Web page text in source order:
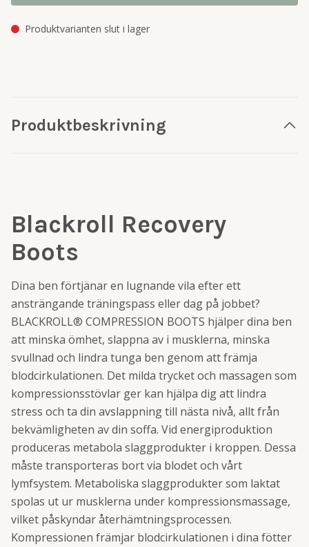
Produktvarianten slut i lager
Produktbeskrivning
Blackroll Recovery
Boots
Dina ben förtjänar en lugnande vila efter ett
ansträngande träningspass eller dag på jobbet?
BLACKROLL® COMPRESSION BOOTS hjälper dina ben
att minska ömhet, slappna av i musklerna, minska
svullnad och lindra tunga ben genom att främja
blodcirkulationen. Det milda trycket och massagen som
kompressionsstövlar ger kan hjälpa dig att lindra
stress och ta din avslappning till nästa nivå, allt från
bekvämligheten av din soffa. Vid energiproduktion
produceras metabola slaggprodukter i kroppen. Dessa
måste transporteras bort via blodet och vårt
lymfsystem. Metaboliska slaggprodukter som laktat
spolas ut ur musklerna under kompressionsmassage,
vilket påskyndar återhämtningsprocessen.
Kompressionen främjar blodcirkulationen i dina fötter